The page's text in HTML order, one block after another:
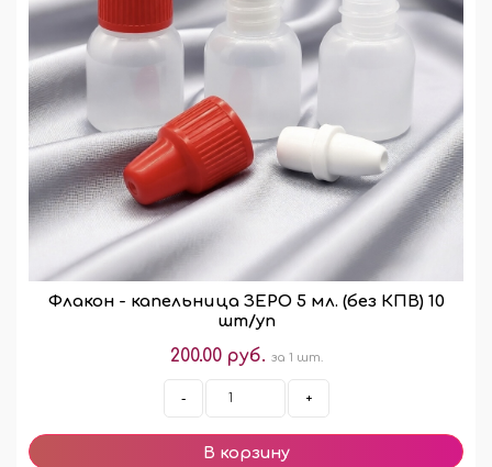
Флакон - капельница ЗЕРО 5 мл. (без КПВ) 10
шт/уп
200.00 руб. за 1 шт.
- +